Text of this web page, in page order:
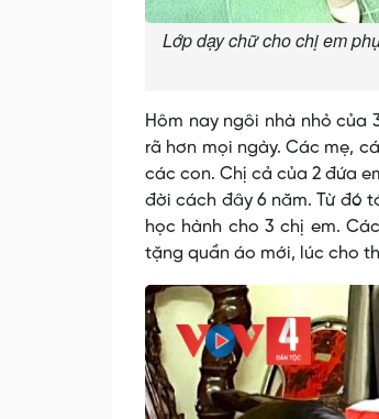
Lớp dạy chữ cho chị em
Hôm nay ngôi nhà nhỏ của
rã hơn mọi ngày. Các mẹ,
các con. Chị cả của 2 đứa
đời cách đây 6 năm. Từ đó
học hành cho 3 chị em.
tặng quần áo mới, lúc cho